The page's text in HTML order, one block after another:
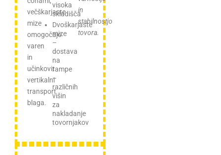
večškarjaste
mize
omogočajo
varen
in
učinkovit
vertikalni
transport
blaga.
visoka
skladišča
Dvoškarjaste
mize
–
dostava
na
rampe
–
različnih
višin
za
nakladanje
tovornjakov
in
stabilnostjo
tovora.